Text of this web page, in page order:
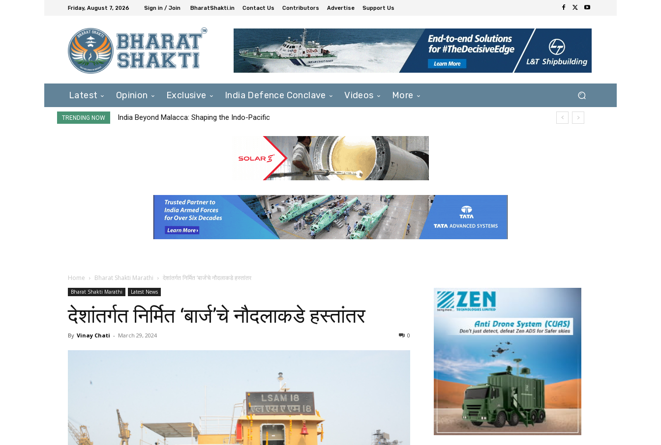
Friday, August 7, 2026 Sign in / Join BharatShakti.in Contact Us Contributors Advertise Support Us
Latest Opinion Exclusive India Defence Conclave Videos More
TRENDING NOW India Beyond Malacca: Shaping the Indo-Pacific
Home Bharat Shakti Marathi देशांतर्गत निर्मित ‘बार्ज’चे नौदलाकडे हस्तांतर
Bharat Shakti Marathi Latest News
देशांतर्गत निर्मित ‘बार्ज’चे नौदलाकडे हस्तांतर
By Vinay Chati - March 29, 2024 0